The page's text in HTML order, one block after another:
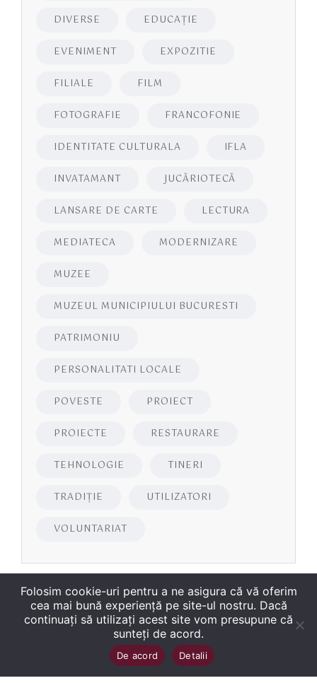
DIVERSE EDUCAŢIE
EVENIMENT EXPOZITIE
FILIALE FILM
FOTOGRAFIE FRANCOFONIE
IDENTITATE CULTURALA IFLA
INVATAMANT JUCĂRIOTECĂ
LANSARE DE CARTE LECTURA
MEDIATECA MODERNIZARE
MUZEE
MUZEUL MUNICIPIULUI BUCURESTI
PATRIMONIU
PERSONALITATI LOCALE
POVESTE PROIECT
PROIECTE RESTAURARE
TEHNOLOGIE TINERI
TRADIȚIE UTILIZATORI
VOLUNTARIAT
2026Biblioteca Județeană
„George Bariţiu‟ Braşov. Toate drepturile sunt
Folosim cookie-uri pentru a ne asigura că vă oferim
cea mai bună experiență pe site-ul nostru. Dacă
continuați să utilizați acest site vom presupune că
sunteți de acord.
De acord Detalii